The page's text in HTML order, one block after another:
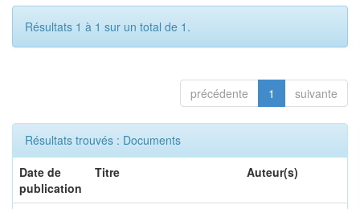
Résultats 1 à 1 sur un total de 1.
précédente 1 suivante
Résultats trouvés : Documents
Date de
publication
Titre Auteur(s)